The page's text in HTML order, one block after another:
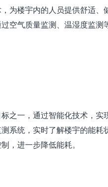
为楼宇内的人员提供舒适
空气质量监测、温湿度监
之一，通过智能化技术，
系统，实时了解楼宇的能
，进一步降低能耗。